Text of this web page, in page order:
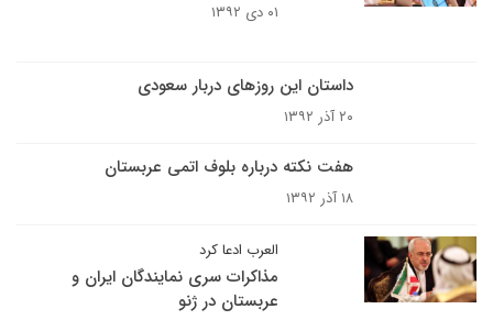
۰۱ دی ۱۳۹۲
داستان این روزهای دربار سعودی
۲۰ آذر ۱۳۹۲
هفت نکته درباره بلوف اتمی عربستان
۱۸ آذر ۱۳۹۲
العرب ادعا کرد
مذاکرات سری نمایندگان ایران و
عربستان در ژنو